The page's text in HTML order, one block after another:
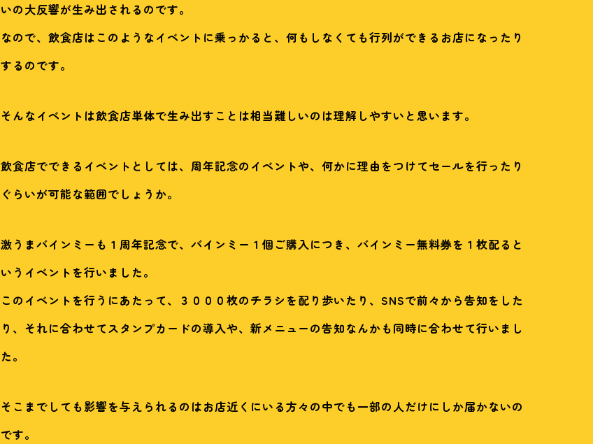
いの大反響が生み出されるのです。
なので、飲食店はこのようなイベントに乗っかると、何もしなくても行列ができるお店になったり
するのです。
そんなイベントは飲食店単体で生み出すことは相当難しいのは理解しやすいと思います。
飲食店でできるイベントとしては、周年記念のイベントや、何かに理由をつけてセールを行ったり
ぐらいが可能な範囲でしょうか。
激うまバインミーも１周年記念で、バインミー１個ご購入につき、バインミー無料券を１枚配ると
いうイベントを行いました。
このイベントを行うにあたって、３０００枚のチラシを配り歩いたり、SNSで前々から告知をした
り、それに合わせてスタンプカードの導入や、新メニューの告知なんかも同時に合わせて行いまし
た。
そこまでしても影響を与えられるのはお店近くにいる方々の中でも一部の人だけにしか届かないの
です。